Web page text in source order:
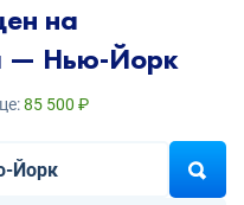
на
— Нью-Йорк
85 500 ₽